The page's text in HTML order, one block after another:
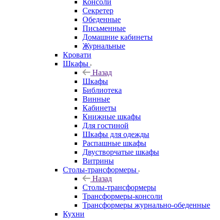
Консоли
Секретер
Обеденные
Письменные
Домашние кабинеты
Журнальные
Кровати
Шкафы
Назад
Шкафы
Библиотека
Винные
Кабинеты
Книжные шкафы
Для гостиной
Шкафы для одежды
Распашные шкафы
Двустворчатые шкафы
Витрины
Столы-трансформеры
Назад
Столы-трансформеры
Трансформеры-консоли
Трансформеры журнально-обеденные
Кухни